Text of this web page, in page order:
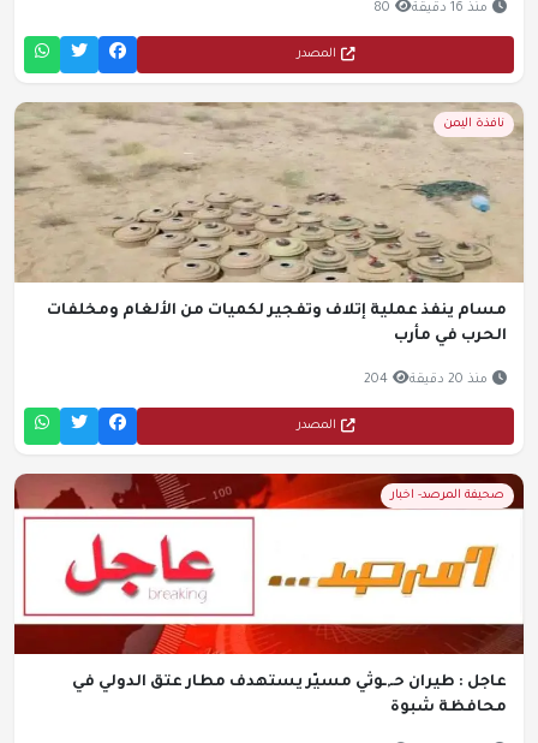
منذ 16 دقيقة 80
المصدر
نافذة اليمن
مسام ينفذ عملية إتلاف وتفجير لكميات من الألغام ومخلفات
الحرب في مأرب
منذ 20 دقيقة 204
المصدر
صحيفة المرصد- اخبار
عاجل : طيران حـ,ـوثي مسيّر يستهدف مطار عتق الدولي في
محافظة شبوة